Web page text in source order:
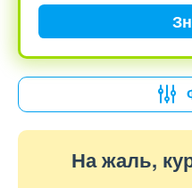
На жаль,